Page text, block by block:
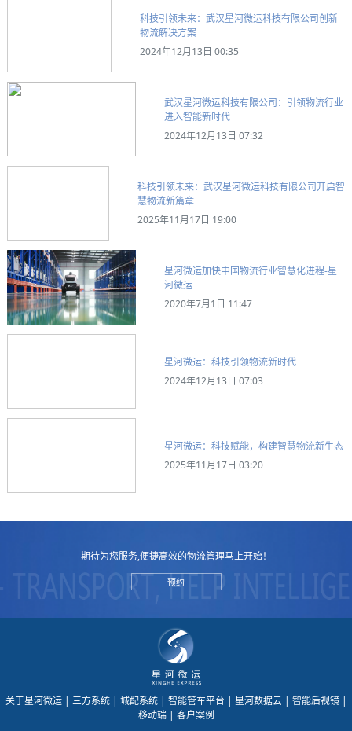
科技引领未来：武汉星河微运科技有限公司创新
物流解决方案
2024年12月13日 00:35
武汉星河微运科技有限公司：引领物流行业
进入智能新时代
2024年12月13日 07:32
科技引领未来：武汉星河微运科技有限公司开启智
慧物流新篇章
2025年11月17日 19:00
星河微运加快中国物流行业智慧化进程-星
河微运
2020年7月1日 11:47
星河微运：科技引领物流新时代
2024年12月13日 07:03
星河微运：科技赋能，构建智慧物流新生态
2025年11月17日 03:20
期待为您服务,便捷高效的物流管理马上开始！
预约
关于星河微运 | 三方系统 | 城配系统 | 智能管车平台 | 星河数据云 | 智能后视镜 |
移动端 | 客户案例